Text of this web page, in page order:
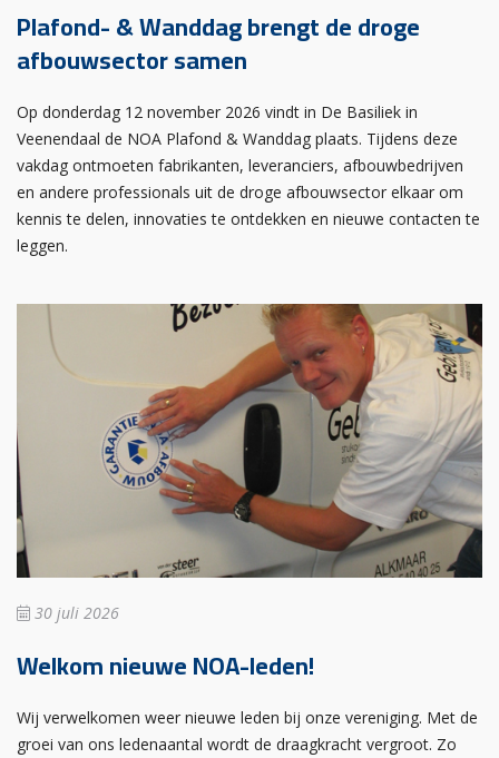
Plafond- & Wanddag brengt de droge
afbouwsector samen
Op donderdag 12 november 2026 vindt in De Basiliek in
Veenendaal de NOA Plafond & Wanddag plaats. Tijdens deze
vakdag ontmoeten fabrikanten, leveranciers, afbouwbedrijven
en andere professionals uit de droge afbouwsector elkaar om
kennis te delen, innovaties te ontdekken en nieuwe contacten te
leggen.
30 juli 2026
Welkom nieuwe NOA-leden!
Wij verwelkomen weer nieuwe leden bij onze vereniging. Met de
groei van ons ledenaantal wordt de draagkracht vergroot. Zo